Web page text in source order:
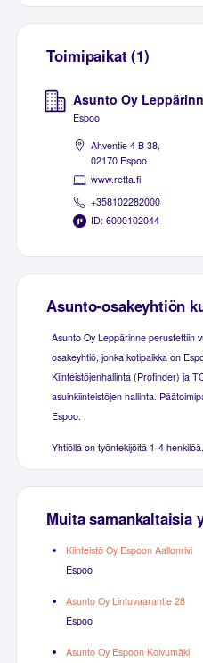
Toimipaikat (1)
Asunto Oy
Espoo
Ahventie 4 B 38,
02170 Espoo
www.retta.fi
+358102282000
ID: 6000102044
Asunto-osakeyhtiön
Asunto Oy Leppärinne perustettiin
osakeyhtiö, jonka kotipaikka on
Kiinteistöjenhallinta (Profinder) ja
asuinkiinteistöjen hallinta.
Espoo.
Yhtiöllä on työntekijöitä 1-4 henkilöä.
Muita samankaltaisia
Kiinteistö Oy Espoon Aallonrivi
Espoo
Asunto Oy Lintuvaarantie 28
Espoo
Asunto Oy Espoon Koivumäki